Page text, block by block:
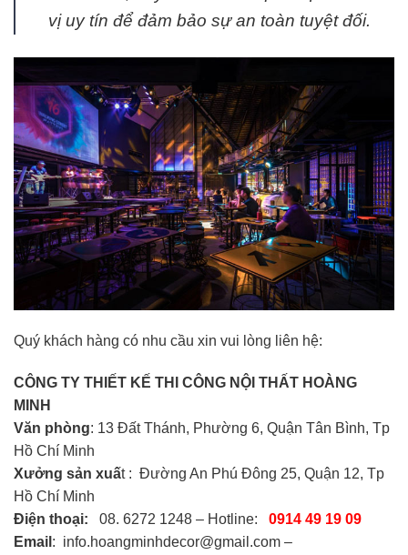
vị uy tín để đảm bảo sự an toàn tuyệt đối.
Quý khách hàng có nhu cầu xin vui lòng liên hệ:
CÔNG TY THIẾT KẾ THI CÔNG NỘI THẤT HOÀNG
MINH
Văn phòng: 13 Đất Thánh, Phường 6, Quận Tân Bình, Tp
Hồ Chí Minh
Xưởng sản xuất : Đường An Phú Đông 25, Quận 12, Tp
Hồ Chí Minh
Điện thoại: 08. 6272 1248 – Hotline: 0914 49 19 09
Email : info.hoangminhdecor@gmail.com –